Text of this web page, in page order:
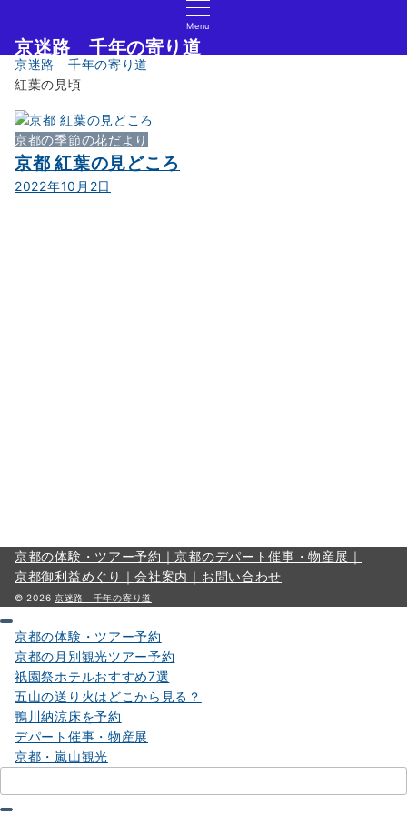
Menu
京迷路 千年の寄り道
京都の観光イベント・グルメ・ショッピングの情報サイト
京迷路 千年の寄り道
紅葉の見頃
京都の季節の花だより
京都 紅葉の見どころ
2022年10月2日
京都の体験・ツアー予約｜京都のデパート催事・物産展｜
京都御利益めぐり｜会社案内｜ お問い合わせ
© 2026 京迷路 千年の寄り道
京都の体験・ツアー予約
京都の月別観光ツアー予約
祇園祭ホテルおすすめ7選
五山の送り火はどこから見る？
鴨川納涼床を予約
デパート催事・物産展
京都・嵐山観光
索：